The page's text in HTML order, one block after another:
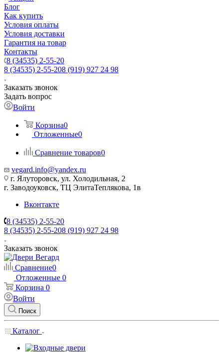
Блог
Как купить
Условия оплаты
Условия доставки
Гарантия на товар
Контакты
8 (34535) 2-55-20
8 (34535) 2-55-208 (919) 927 24 98
Заказать звонок
Задать вопрос
Войти
Корзина0
Отложенные0
Сравнение товаров0
vegard.info@yandex.ru
г. Ялуторовск, ул. Холодильная, 2
г. Заводоуковск, ​ТЦ Элита​Теплякова, 1в
Вконтакте
8 (34535) 2-55-20
8 (34535) 2-55-208 (919) 927 24 98
Заказать звонок
Сравнение0
Отложенные 0
Корзина 0
Войти
Поиск
Каталог